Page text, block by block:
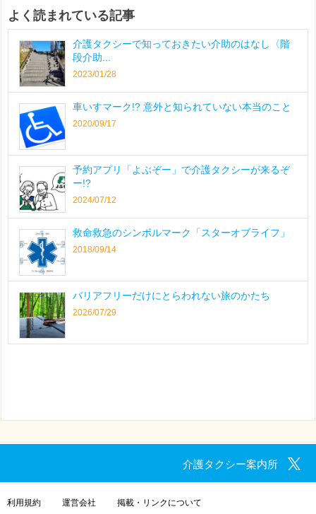
よく読まれている記事
介護タクシーで知っておきたい介助のはなし〈階
段介助...
2023/01/28
車いすマーク!? 意外と知られていない本当のこと
2020/09/17
予約アプリ「よぶぞー」で介護タクシーが来るぞ
ー!?
2024/07/12
救命救急のシンボルマーク「スターオブライフ」
2018/09/14
バリアフリーだけにとらわれない旅のかたち
2026/07/29
介護タクシー案内所
利用規約 運営会社 掲載・リンクについて